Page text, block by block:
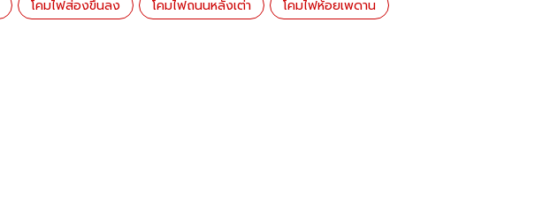
โคมไฟส่องขึ้นลง โคมไฟถนนหลังเต่า โคมไฟห้อยเพดาน